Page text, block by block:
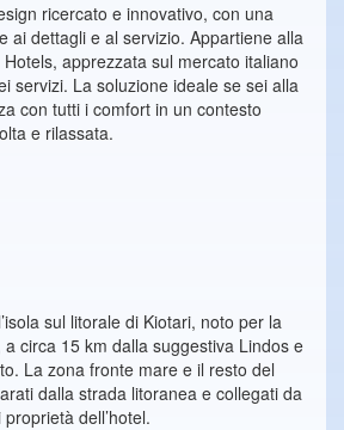
ricercato e innovativo, con una
ai dettagli e al servizio. Appartiene alla
apprezzata sul mercato italiano
servizi. La soluzione ideale se sei alla
con tutti i comfort in un contesto
e rilassata.
sul litorale di Kiotari, noto per la
circa 15 km dalla suggestiva Lindos e
La zona fronte mare e il resto del
dalla strada litoranea e collegati da
dell’hotel.